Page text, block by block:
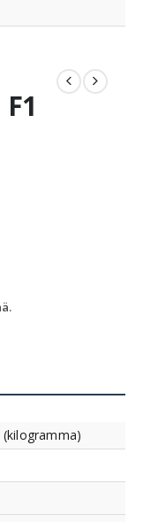
(kilogramma)